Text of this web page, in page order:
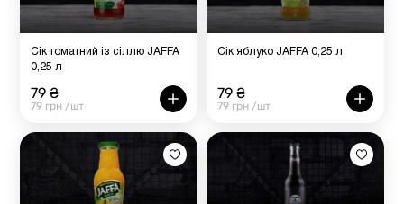
Сік томатний із сіллю JAFFA
0,25 л
79 ₴
79 грн /шт
Сік яблуко JAFFA 0,25 л
79 ₴
79 грн /шт